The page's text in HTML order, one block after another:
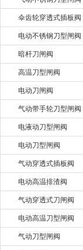
伞齿轮穿透式插板阀
电动不锈钢刀型闸阀
暗杆刀闸阀
高温刀型闸阀
电动刀闸阀
气动带手轮刀型闸阀
电液动刀型闸阀
电动刀型闸阀
气动穿透式插板阀
电动高温排渣阀
气动穿透式刀闸阀
电动高温刀型闸阀
气动刀型闸阀